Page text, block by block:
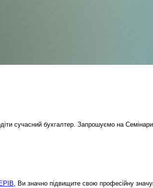
сучасний бухгалтер. Запрошуємо на
, Ви значно підвищите свою професійну